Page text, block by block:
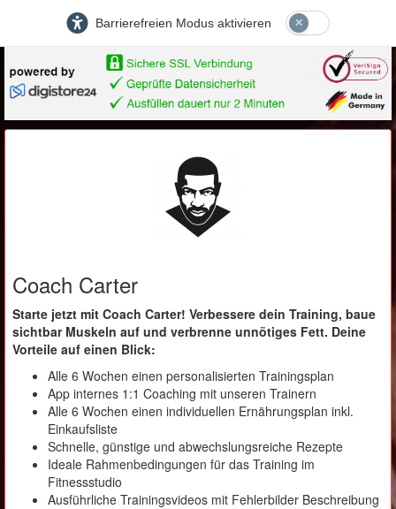
Barrierefreien Modus aktivieren
Coach Carter
Starte jetzt mit Coach Carter! Verbessere dein Training, baue
sichtbar Muskeln auf und verbrenne unnötiges Fett. Deine
Vorteile auf einen Blick:
Alle 6 Wochen einen personalisierten Trainingsplan
App internes 1:1 Coaching mit unseren Trainern
Alle 6 Wochen einen individuellen Ernährungsplan inkl.
Einkaufsliste
Schnelle, günstige und abwechslungsreiche Rezepte
Ideale Rahmenbedingungen für das Training im
Fitnessstudio
Ausführliche Trainingsvideos mit Fehlerbilder Beschreibung